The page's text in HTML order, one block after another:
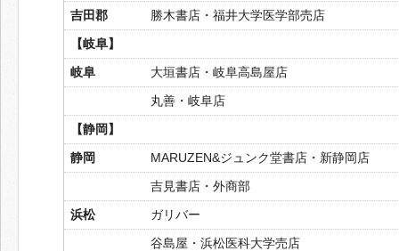
吉田郡
勝木書店・福井大学医学部売店
【岐阜】
岐阜
大垣書店・岐阜高島屋店
丸善・岐阜店
【静岡】
静岡
MARUZEN&ジュンク堂書店・新静岡店
吉見書店・外商部
浜松
ガリバー
谷島屋・浜松医科大学売店